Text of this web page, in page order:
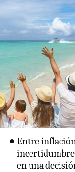
Entre
en una